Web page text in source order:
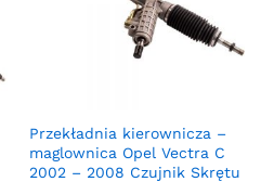
Przekładnia kierownicza –
maglownica Opel Vectra C
2002 – 2008 Czujnik Skrętu